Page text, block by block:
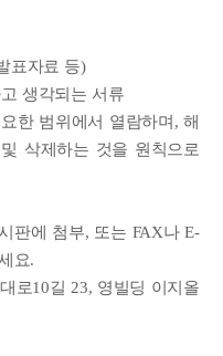
표자료 등)
생각되는 서류
한 범위에서 열람하며, 해
삭제하는 것을 원칙으로
판에 첨부, 또는 FAX나 E-
요.
로10길 23, 영빌딩 이지올